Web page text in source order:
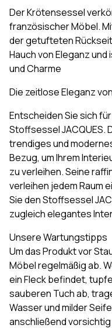
Der Krötensessel
französischer Möbel.
der getufteten
Hauch von Eleganz
und Charme
Die zeitlose Eleganz
Entscheiden Sie sich
Stoffsessel JACQUES.
trendiges und
Bezug, um Ihrem
zu verleihen. Seine
verleihen jedem Raum
Sie den Stoffsessel
zugleich elegantes
Unsere Wartungstipps
Um das Produkt vor
Möbel regelmäßig ab.
ein Fleck befindet,
sauberen Tuch ab,
Wasser und milder
anschließend